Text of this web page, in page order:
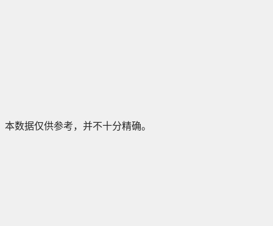
本数据仅供参考，并不十分精确。